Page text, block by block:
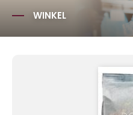
WINKEL